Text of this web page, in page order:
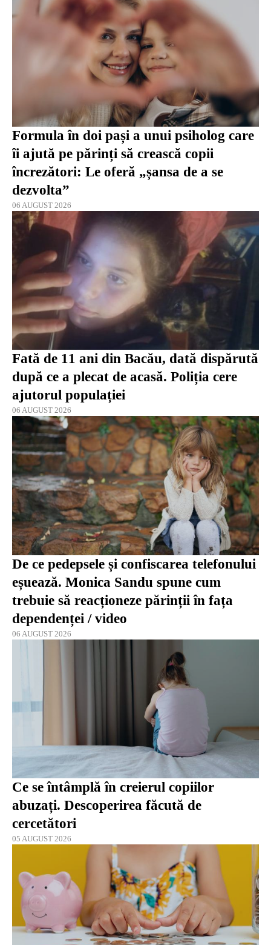
Formula în doi pași a unui psiholog care
îi ajută pe părinți să crească copii
încrezători: Le oferă „șansa de a se
dezvolta”
06 AUGUST 2026
Fată de 11 ani din Bacău, dată dispărută
după ce a plecat de acasă. Poliția cere
ajutorul populației
06 AUGUST 2026
De ce pedepsele și confiscarea telefonului
eșuează. Monica Sandu spune cum
trebuie să reacționeze părinții în fața
dependenței / video
06 AUGUST 2026
Ce se întâmplă în creierul copiilor
abuzați. Descoperirea făcută de
cercetători
05 AUGUST 2026